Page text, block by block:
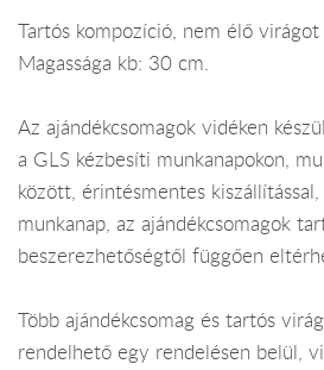
Tartós kompozíció, nem élő
Magassága kb: 30 cm.
Az ajándékcsomagok vidéken
a GLS kézbesíti munkanapokon,
között, érintésmentes
munkanap, az ajándékcsomagok
beszerezhetőségtől függően
Több ajándékcsomag és tartós
rendelhető egy rendelésen belül,